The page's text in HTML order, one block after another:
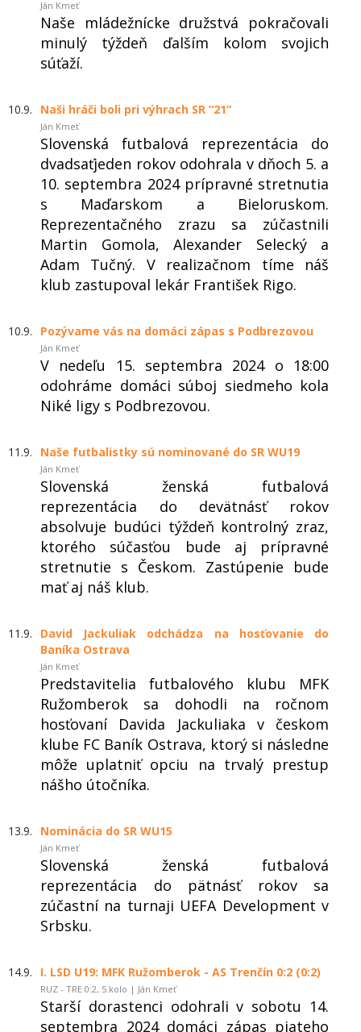
Ján Kmeť
Naše mládežnícke družstvá pokračovali
minulý týždeň ďalším kolom svojich
súťaží.
10.9. Naši hráči boli pri výhrach SR “21“
Ján Kmeť
Slovenská futbalová reprezentácia do
dvadsaťjeden rokov odohrala v dňoch 5. a
10. septembra 2024 prípravné stretnutia
s Maďarskom a Bieloruskom.
Reprezentačného zrazu sa zúčastnili
Martin Gomola, Alexander Selecký a
Adam Tučný. V realizačnom tíme náš
klub zastupoval lekár František Rigo.
10.9. Pozývame vás na domáci zápas s Podbrezovou
Ján Kmeť
V nedeľu 15. septembra 2024 o 18:00
odohráme domáci súboj siedmeho kola
Niké ligy s Podbrezovou.
11.9. Naše futbalistky sú nominované do SR WU19
Ján Kmeť
Slovenská ženská futbalová
reprezentácia do devätnásť rokov
absolvuje budúci týždeň kontrolný zraz,
ktorého súčasťou bude aj prípravné
stretnutie s Českom. Zastúpenie bude
mať aj náš klub.
11.9.
David Jackuliak odchádza na hosťovanie do
Baníka Ostrava
Ján Kmeť
Predstavitelia futbalového klubu MFK
Ružomberok sa dohodli na ročnom
hosťovaní Davida Jackuliaka v českom
klube FC Baník Ostrava, ktorý si následne
môže uplatniť opciu na trvalý prestup
nášho útočníka.
13.9. Nominácia do SR WU15
Ján Kmeť
Slovenská ženská futbalová
reprezentácia do pätnásť rokov sa
zúčastní na turnaji UEFA Development v
Srbsku.
14.9. I. LSD U19: MFK Ružomberok - AS Trenčín 0:2 (0:2)
RUZ - TRE 0:2, 5.kolo | Ján Kmeť
Starší dorastenci odohrali v sobotu 14.
septembra 2024 domáci zápas piateho